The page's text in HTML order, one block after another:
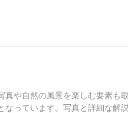
や自然の風景を楽しむ要素も
っています。写真と詳細な解